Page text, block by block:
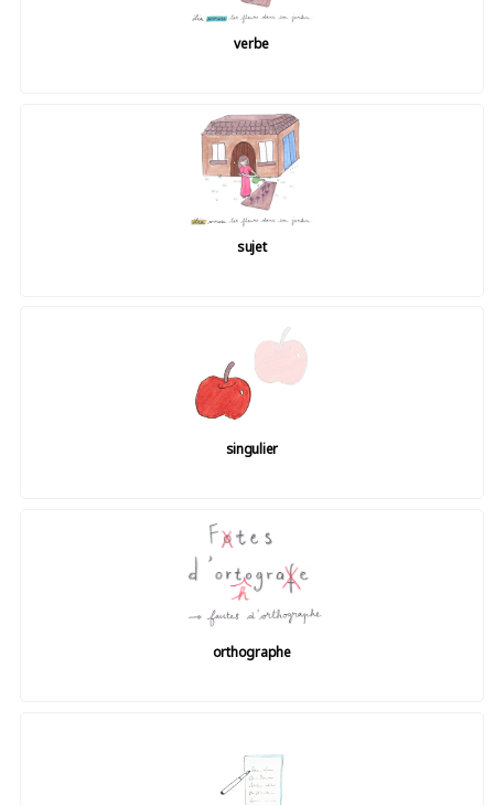
verbe
sujet
singulier
orthographe